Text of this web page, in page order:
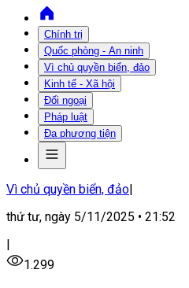
Chính trị
Quốc phòng - An ninh
Vì chủ quyền biển, đảo
Kinh tế - Xã hội
Đối ngoại
Pháp luật
Đa phương tiện
Vì chủ quyền biển, đảo|
thứ tư, ngày 5/11/2025 • 21:52
|
1.299